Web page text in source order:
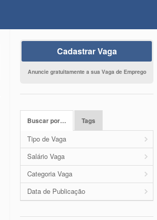
Cadastrar Vaga
Anuncie gratuitamente a sua Vaga de Emprego
Buscar por… Tags
Tipo de Vaga
Salário Vaga
Categoria Vaga
Data de Publicação